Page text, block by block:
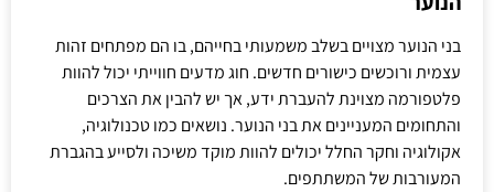
בני הנוער מצויים בשלב משמעותי בחייהם, בו הם מפתחים זהות
עצמית ורוכשים כישורים חדשים. חוג מדעים חווייתי יכול להוות
פלטפורמה מצוינת להעברת ידע, אך יש להבין את הצרכים
והתחומים המעניינים את בני הנוער. נושאים כמו טכנולוגיה,
אקולוגיה וחקר החלל יכולים להוות מוקד משיכה ולסייע בהגברת
המעורבות של המשתתפים.